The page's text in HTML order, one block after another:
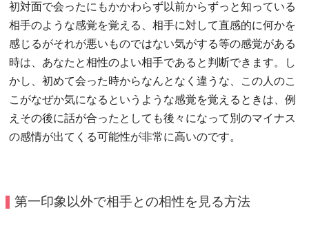
初対面で会ったにもかかわらず以前からずっと知っている
相手のような感覚を覚える、相手に対して直感的に何かを
感じるがそれが悪いものではない気がする等の感覚がある
時は、あなたと相性のよい相手であると判断できます。し
かし、初めて会った時からなんとなく違うな、この人のこ
こがなぜか気になるというような感覚を覚えるときは、例
えその後に話が合ったとしても後々になって別のマイナス
の感情が出てくる可能性が非常に高いのです。
第一印象以外で相手との相性を見る方法